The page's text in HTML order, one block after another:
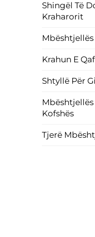
Shingël Të
Kraharorit
Mbështjellës
Krahun E
Shtyllë Për
Kofshës
Tjerë